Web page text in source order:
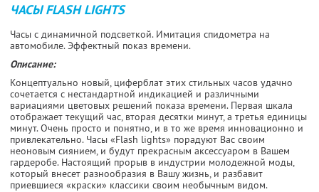
ЧАСЫ FLASH LIGHTS
Часы с динамичной подсветкой. Имитация спидометра на
автомобиле. Эффектный показ времени.
Описание:
Концептуально новый, циферблат этих стильных часов удачно
сочетается с нестандартной индикацией и различными
вариациями цветовых решений показа времени. Первая шкала
отображает текущий час, вторая десятки минут, а третья единицы
минут. Очень просто и понятно, и в то же время инновационно и
привлекательно. Часы «Flash lights» порадуют Вас своим
неоновым сиянием, и будут прекрасным аксессуаром в Вашем
гардеробе. Настоящий прорыв в индустрии молодежной моды,
который внесет разнообразия в Вашу жизнь, и разбавит
приевшиеся «краски» классики своим необычным видом.